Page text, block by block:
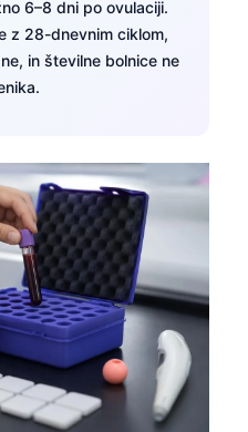
6–8 dni po ovulaciji.
z 28-dnevnim ciklom,
in številne bolnice ne